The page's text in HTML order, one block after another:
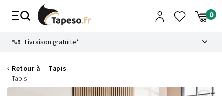
Livraison gratuite*
Retour à
Tapis
Tapis